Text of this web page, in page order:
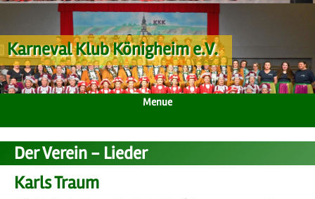
Karneval Klub Königheim e.V.
Menue
Der Verein - Lieder
Karls Traum